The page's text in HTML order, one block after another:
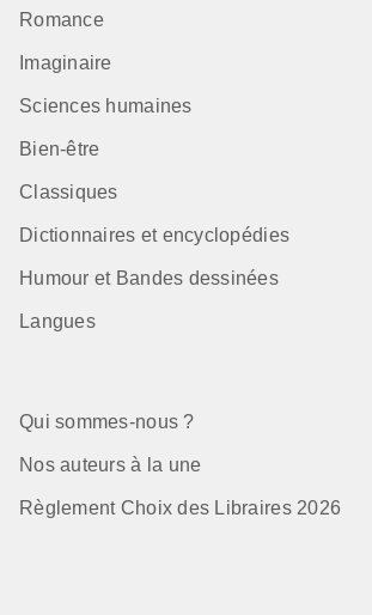
Romance
Imaginaire
Sciences humaines
Bien-être
Classiques
Dictionnaires et encyclopédies
Humour et Bandes dessinées
Langues
Qui sommes-nous ?
Nos auteurs à la une
Règlement Choix des Libraires 2026